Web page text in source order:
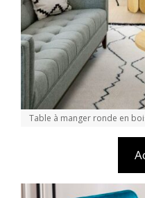
Table à manger ronde en